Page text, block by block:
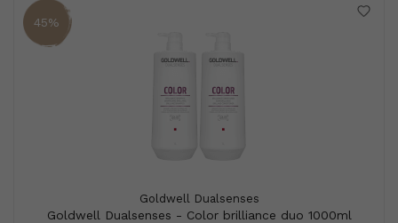
45%
Goldwell Dualsenses
Goldwell Dualsenses - Color brilliance duo 1000ml